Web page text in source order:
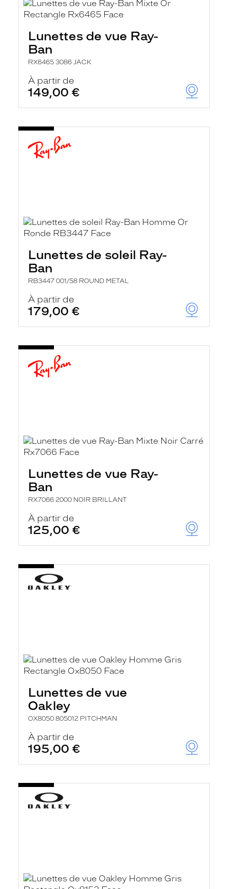
Lunettes de vue Ray-
Ban
RX6465 3086 JACK
À partir de
149,00 €
Lunettes de soleil Ray-
Ban
RB3447 001/58 ROUND METAL
À partir de
179,00 €
Lunettes de vue Ray-
Ban
RX7066 2000 NOIR BRILLANT
À partir de
125,00 €
Lunettes de vue
Oakley
OX8050 805012 PITCHMAN
À partir de
195,00 €